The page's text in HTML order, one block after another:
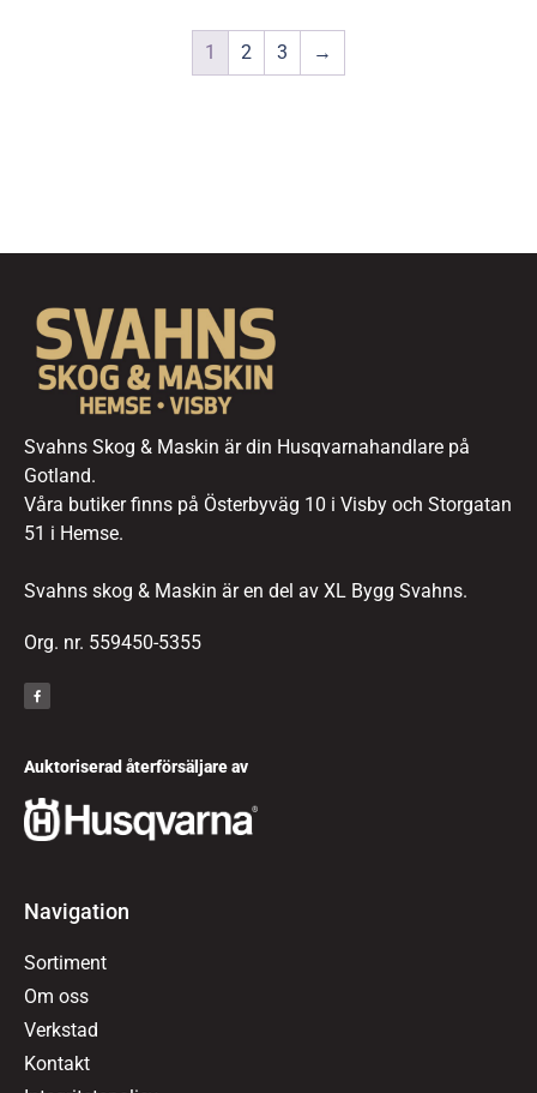
1 2 3 →
Svahns Skog & Maskin är din Husqvarnahandlare på
Gotland.
Våra butiker finns på Österbyväg 10 i Visby och Storgatan
51 i Hemse.
Svahns skog & Maskin är en del av XL Bygg Svahns.
Org. nr. 559450-5355
Auktoriserad återförsäljare av
Navigation
Sortiment
Om oss
Verkstad
Kontakt